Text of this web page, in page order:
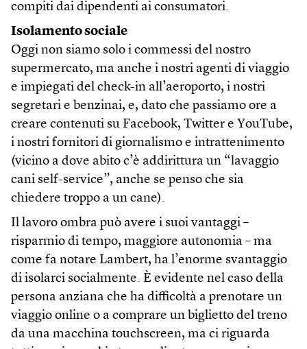
compiti dai dipendenti ai consumatori.
Isolamento sociale
Oggi non siamo solo i commessi del nostro
supermercato, ma anche i nostri agenti di viaggio
e impiegati del check-in all’aeroporto, i nostri
segretari e benzinai, e, dato che passiamo ore a
creare contenuti su Facebook, Twitter e YouTube,
i nostri fornitori di giornalismo e intrattenimento
(vicino a dove abito c’è addirittura un “lavaggio
cani self-service”, anche se penso che sia
chiedere troppo a un cane).
Il lavoro ombra può avere i suoi vantaggi –
risparmio di tempo, maggiore autonomia – ma
come fa notare Lambert, ha l’enorme svantaggio
di isolarci socialmente. È evidente nel caso della
persona anziana che ha difficoltà a prenotare un
viaggio online o a comprare un biglietto del treno
da una macchina touchscreen, ma ci riguarda